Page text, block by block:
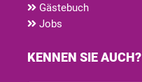
Gästebuch
Jobs
KENNEN SIE AUCH?